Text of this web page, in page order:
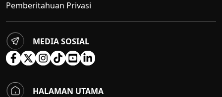
Pemberitahuan Privasi
MEDIA SOSIAL
HALAMAN UTAMA